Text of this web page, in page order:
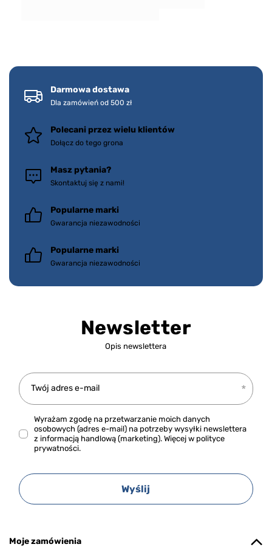
Darmowa dostawa
Dla zamówień od 500 zł
Polecani przez wielu klientów
Dołącz do tego grona
Masz pytania?
Skontaktuj się z nami!
Popularne marki
Gwarancja niezawodności
Popularne marki
Gwarancja niezawodności
Newsletter
Opis newslettera
Twój adres e-mail
Wyrażam zgodę na przetwarzanie moich danych
osobowych (adres e-mail) na potrzeby wysyłki newslettera
z informacją handlową (marketing). Więcej w polityce
prywatności.
Wyślij
Moje zamówienia